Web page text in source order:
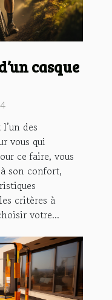
casque
des
vous qui
ce faire, vous
son confort,
critères à
votre...